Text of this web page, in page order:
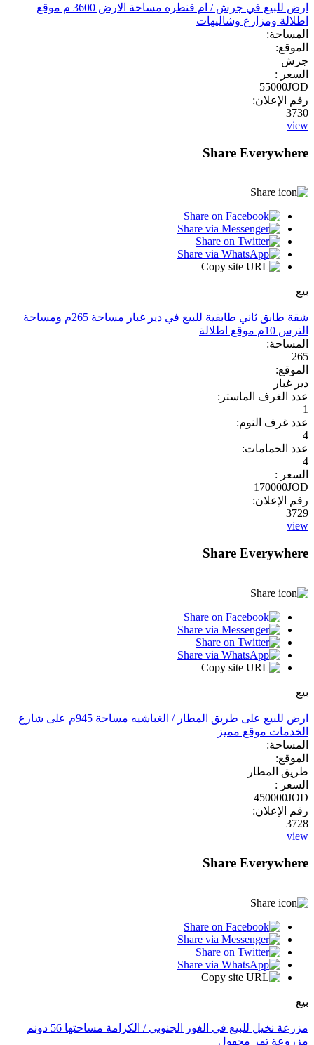
ارض للبيع في جرش / ام قنطره مساحة الارض 3600 م موقع
اطلالة ومزارع وشاليهات
المساحة:
الموقع:
جرش
السعر :
55000JOD
رقم الإعلان:
3730
view
Share Everywhere
بيع
شقة طابق ثاني طابقية للبيع في دير غبار مساحة 265م ومساحة
الترس 10م موقع اطلالة
المساحة:
265
الموقع:
دير غبار
عدد الغرف الماستر:
1
عدد غرف النوم:
4
عدد الحمامات:
4
السعر :
170000JOD
رقم الإعلان:
3729
view
Share Everywhere
بيع
ارض للبيع على طريق المطار / الغباشيه مساحة 945م على شارع
الخدمات موقع مميز
المساحة:
الموقع:
طريق المطار
السعر :
450000JOD
رقم الإعلان:
3728
view
Share Everywhere
بيع
مزرعة نخيل للبيع في الغور الجنوبي / الكرامة مساحتها 56 دونم
مزروعة تمر مجهول